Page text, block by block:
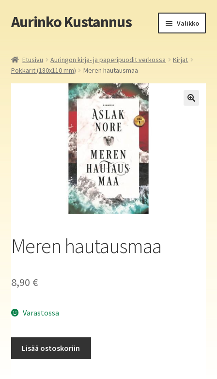
Siirry
navigointiin
Siirry
sisältöön
Aurinko Kustannus Valikko
Yritys
Aurinko Kustannus: kirjat
Auringon kirja- ja paperipuodit verkossa
Etusivu Auringon kirja- ja paperipuodit verkossa
Kirjat
Pokkarit (180x110 mm)
Meren hautausmaa
Meren hautausmaa
8,90 €
Varastossa
Lisää ostoskoriin